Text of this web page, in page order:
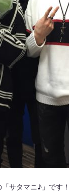
「サタマニ♪」です